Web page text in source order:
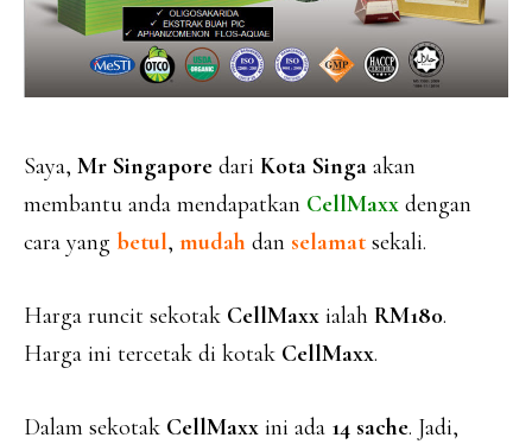
Saya, Mr Singapore dari Kota Singa akan
membantu anda mendapatkan CellMaxx dengan
cara yang betul, mudah dan selamat sekali.
Harga runcit sekotak CellMaxx ialah RM180.
Harga ini tercetak di kotak CellMaxx.
Dalam sekotak CellMaxx ini ada 14 sache. Jadi,